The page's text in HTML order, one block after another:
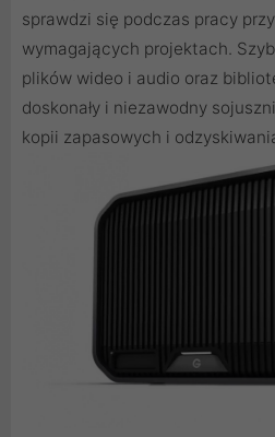
sprawdzi się podczas pracy
wymagających projektach.
plików wideo i audio oraz
doskonały i niezawodny
kopii zapasowych i